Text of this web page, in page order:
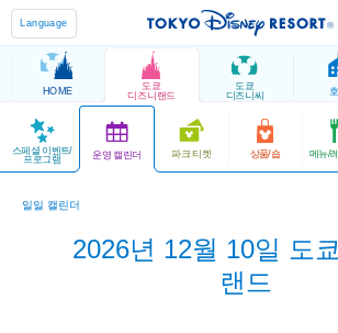
Language
HOME
도쿄
디즈니랜드
도쿄
디즈니씨
스페셜 이벤트/
프로그램 운영 캘린더 파크 티켓 상품/숍 메뉴/
일일 캘린더
2026년 12월 10일 도
랜드